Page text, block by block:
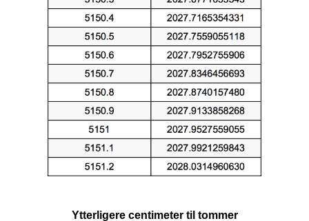
Ytterligere centimeter til tommer